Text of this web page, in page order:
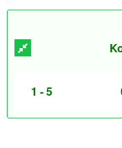
1 - 5